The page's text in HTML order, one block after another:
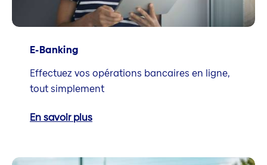
E-Banking
Effectuez vos opérations bancaires en ligne,
tout simplement
En savoir plus